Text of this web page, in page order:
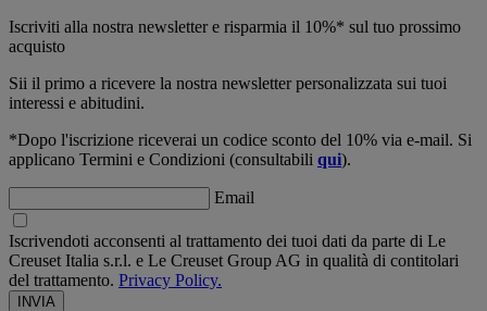
Iscriviti alla nostra newsletter e risparmia il 10%* sul tuo prossimo
acquisto
Sii il primo a ricevere la nostra newsletter personalizzata sui tuoi
interessi e abitudini.
*Dopo l'iscrizione riceverai un codice sconto del 10% via e-mail. Si
applicano Termini e Condizioni (consultabili qui).
Email
Iscrivendoti acconsenti al trattamento dei tuoi dati da parte di Le
Creuset Italia s.r.l. e Le Creuset Group AG in qualità di contitolari
del trattamento. Privacy Policy.